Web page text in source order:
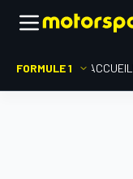
FORMULE 1 ACCUEIL